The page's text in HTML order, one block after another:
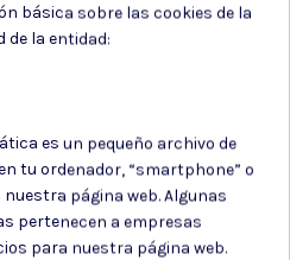
nuestro boletín
básica sobre las cookies de la
de la entidad:
es un pequeño archivo de
tu ordenador, “smartphone” o
página web. Algunas
pertenecen a empresas
para nuestra página web.